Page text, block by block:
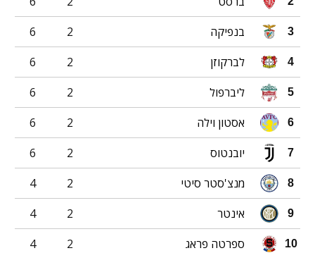
3 בנפיקה 2
6
4 לברקוזן 2
6
5 ליברפול 2
6
6 אסטון וילה 2
6
7 יובנטוס 2
6
8 מנצ'סטר סיטי 2
4
9 אינטר 2
4
10 ספרטה פראג 2
4